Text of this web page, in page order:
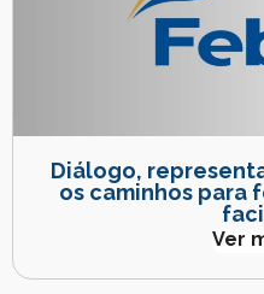
Diálogo,
os caminhos para
Ver